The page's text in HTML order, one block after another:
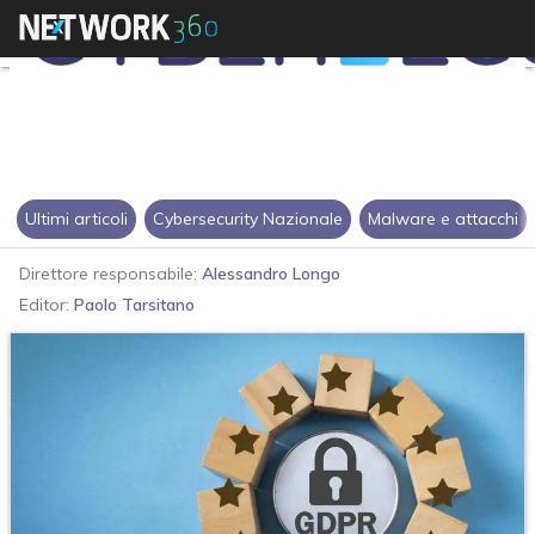
Ultimi articoli Cybersecurity Nazionale Malware e attacchi
Direttore responsabile: Alessandro Longo
Editor: Paolo Tarsitano